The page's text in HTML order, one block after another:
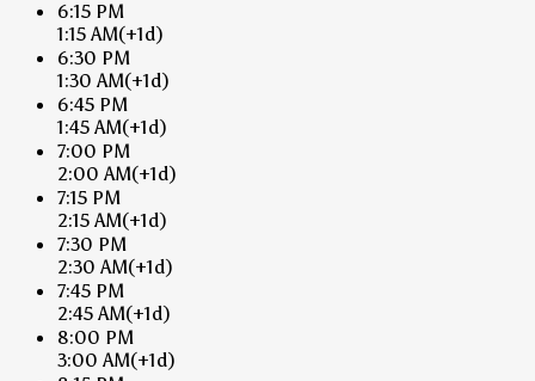
6:15 PM
1:15 AM(+1d)
6:30 PM
1:30 AM(+1d)
6:45 PM
1:45 AM(+1d)
7:00 PM
2:00 AM(+1d)
7:15 PM
2:15 AM(+1d)
7:30 PM
2:30 AM(+1d)
7:45 PM
2:45 AM(+1d)
8:00 PM
3:00 AM(+1d)